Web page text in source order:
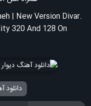
| New Version Divar.
320 And 128 On